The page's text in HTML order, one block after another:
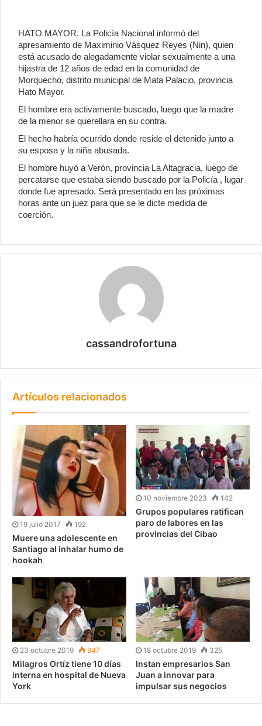
HATO MAYOR. La Policía Nacional informó del
apresamiento de Maximinio Vásquez Reyes (Nin), quien
está acusado de alegadamente violar sexualmente a una
hijastra de 12 años de edad en la comunidad de
Morquecho, distrito municipal de Mata Palacio, provincia
Hato Mayor.
El hombre era activamente buscado, luego que la madre
de la menor se querellara en su contra.
El hecho habría ocurrido donde reside el detenido junto a
su esposa y la niña abusada.
El hombre huyó a Verón, provincia La Altagracia, luego de
percatarse que estaba siendo buscado por la Policía , lugar
donde fue apresado. Será presentado en las próximas
horas ante un juez para que se le dicte medida de
coerción.
cassandrofortuna
Artículos relacionados
19 julio 2017 192
Muere una adolescente en
Santiago al inhalar humo de
hookah
10 noviembre 2023 142
Grupos populares ratifican
paro de labores en las
provincias del Cibao
23 octubre 2019 947
Milagros Ortíz tiene 10 días
interna en hospital de Nueva
York
18 octubre 2019 325
Instan empresarios San
Juan a innovar para
impulsar sus negocios